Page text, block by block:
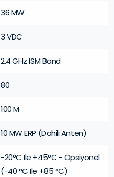
36 MW
3 VDC
2.4 GHz ISM Band
80
100 M
10 MW ERP (Dahili Anten)
-20°C Ile +45°C - Opsiyonel
(-40 °C Ile +85 °C)